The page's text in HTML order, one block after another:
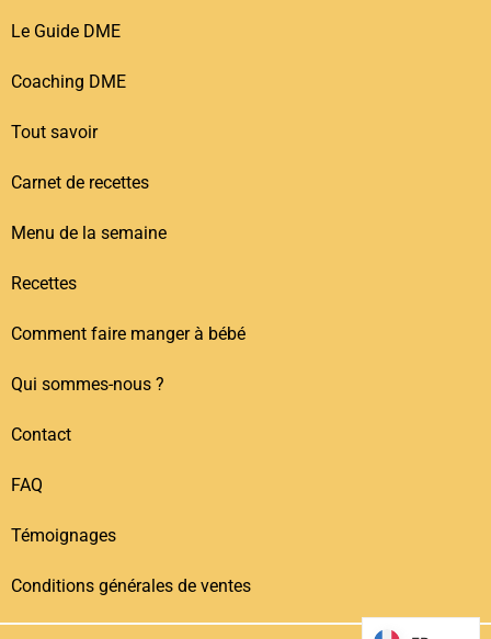
Le Guide DME
Coaching DME
Tout savoir
Carnet de recettes
Menu de la semaine
Recettes
Comment faire manger à bébé
Qui sommes-nous ?
Contact
FAQ
Témoignages
Conditions générales de ventes